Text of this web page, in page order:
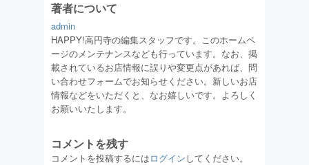
著者について
admin
HAPPY!高円寺の編集スタッフです。このホームペ
ージのメンテナンスなども行っています。なお、掲
載されているお店情報に誤りや変更点があれば、問
い合わせフォームでお知らせください。新しいお店
情報などをいただくと、なお嬉しいです。よろしく
お願いいたします。
コメントを残す
コメントを投稿するにはログインしてください。